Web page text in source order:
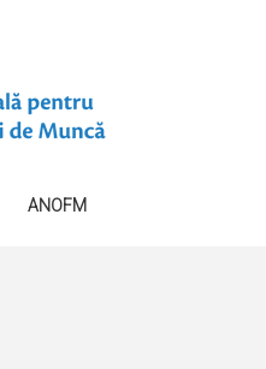
ANOFM